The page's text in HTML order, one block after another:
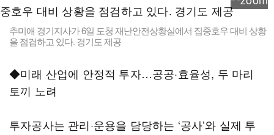
추미애 경기지사가 6일 도청 재난안전상황실에서 집중호우 대비 상황
을 점검하고 있다. 경기도 제공
◆미래 산업에 안정적 투자…공공·효율성, 두 마리
토끼 노려
투자공사는 관리·운용을 담당하는 ‘공사’와 실제 투